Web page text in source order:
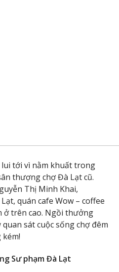
tới vì nằm khuất trong
thượng chợ Đà Lạt cũ.
Thị Minh Khai,
quán cafe Wow – coffee
ở trên cao. Ngồi thưởng
sát cuộc sống chợ đêm
Sư phạm Đà Lạt